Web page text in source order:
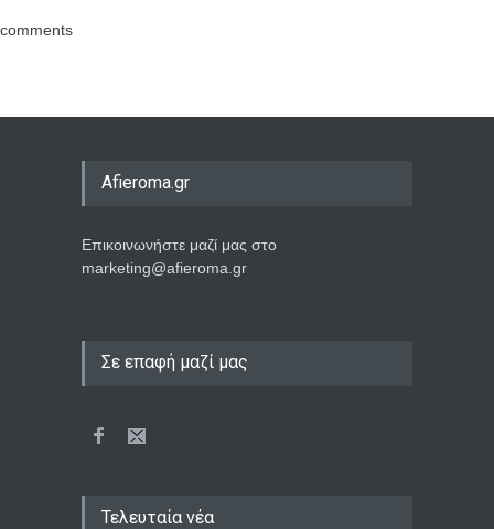
comments
Afieroma.gr
Επικοινωνήστε μαζί μας στο
marketing@afieroma.gr
Σε επαφή μαζί μας
Τελευταία νέα